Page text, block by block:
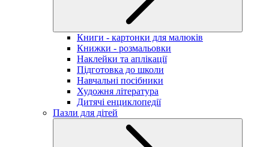
Книги - картонки для малюків
Книжки - розмальовки
Наклейки та аплікації
Підготовка до школи
Навчальні посібники
Художня література
Дитячі енциклопедії
Пазли для дітей